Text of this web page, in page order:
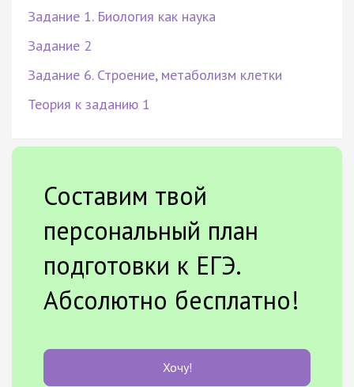
Задание 1. Биология как наука
Задание 2
Задание 6. Строение, метаболизм клетки
Теория к заданию 1
Составим твой
персональный план
подготовки к ЕГЭ.
Абсолютно бесплатно!
Хочу!